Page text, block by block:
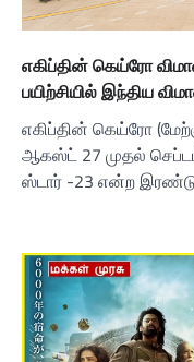
எகிப்தின் கெய்ரோ
பயிற்சியில் இந்திய
எகிப்தின் கெய்ரோ
ஆகஸ்ட் 27 முதல்
ஸ்டார் -23 என்ற